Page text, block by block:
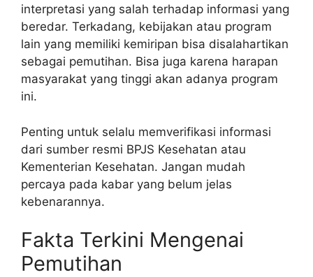
interpretasi yang salah terhadap informasi yang
beredar. Terkadang, kebijakan atau program
lain yang memiliki kemiripan bisa disalahartikan
sebagai pemutihan. Bisa juga karena harapan
masyarakat yang tinggi akan adanya program
ini.
Penting untuk selalu memverifikasi informasi
dari sumber resmi BPJS Kesehatan atau
Kementerian Kesehatan. Jangan mudah
percaya pada kabar yang belum jelas
kebenarannya.
Fakta Terkini Mengenai
Pemutihan